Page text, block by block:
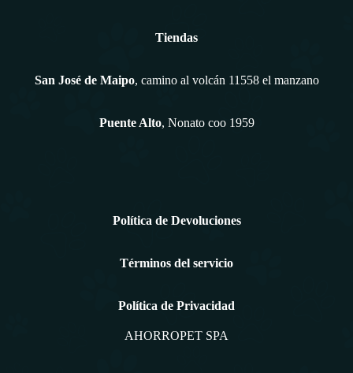
Tiendas
San José de Maipo, camino al volcán 11558 el manzano
Puente Alto, Nonato coo 1959
Política de Devoluciones
Términos del servicio
Política de Privacidad
AHORROPET SPA